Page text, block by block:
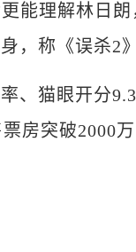
能理解林日
，称《误杀2
猫眼开分9.3
房突破2000